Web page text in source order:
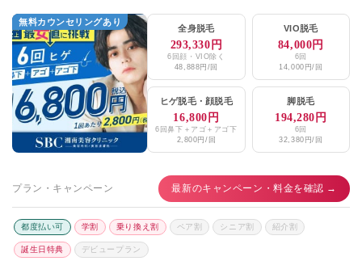
無料カウンセリングあり
全身脱毛
293,330円
6回顔・VIO除く
48,888円/回
VIO脱毛
84,000円
6回
14,000円/回
ヒゲ脱毛・ 顔脱毛
16,800円
6回鼻下＋アゴ＋アゴ下
2,800円/回
脚脱毛
194,280円
6回
32,380円/回
プラン・キャンペーン 最新のキャンペーン・料金を確認 →
都度払い可 学割 乗り換え割 ペア割 シニア割 紹介割
誕生日特典 デビュープラン